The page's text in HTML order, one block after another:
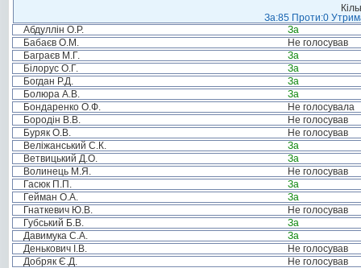
За:85 Проти:0
Абдуллін О.Р.
За
Бабаєв О.М.
Не голосував
Баграєв М.Г.
За
Білорус О.Г.
За
Богдан Р.Д.
За
Болюра А.В.
За
Бондаренко О.Ф.
Не голосувала
Бородін В.В.
Не голосував
Буряк О.В.
Не голосував
Веліжанський С.К.
За
Ветвицький Д.О.
За
Волинець М.Я.
Не голосував
Гасюк П.П.
За
Гейман О.А.
За
Гнаткевич Ю.В.
Не голосував
Губський Б.В.
За
Давимука С.А.
За
Денькович І.В.
Не голосував
Добряк Є.Д.
Не голосував